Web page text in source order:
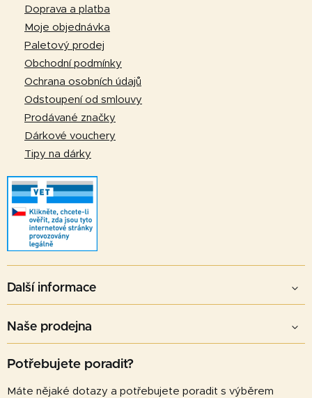
Doprava a platba
Moje objednávka
Paletový prodej
Obchodní podmínky
Ochrana osobních údajů
Odstoupení od smlouvy
Prodávané značky
Dárkové vouchery
Tipy na dárky
Další informace
Naše prodejna
Potřebujete poradit?
Máte nějaké dotazy a potřebujete poradit s výběrem